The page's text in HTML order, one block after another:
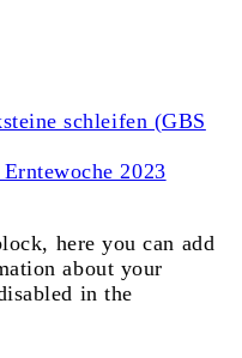
schleifen (GBS
2023
here you can add
about your
in the